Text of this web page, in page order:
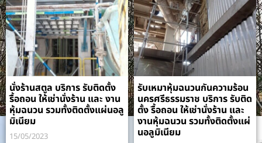
นั่งร้านสตูล บริการ รับติดตั้ง
รื้อถอน ให้เช่านั่งร้าน และ งาน
หุ้มฉนวน รวมทั้งติดตั้งแผ่นอลู
มิเนียม
15/05/2023
รับเหมาหุ้มฉนวนกันความร้อน
นครศรีธรรมราช บริการ รับติด
ตั้ง รื้อถอน ให้เช่านั่งร้าน และ
งานหุ้มฉนวน รวมทั้งติดตั้งแผ่
นอลูมิเนียม